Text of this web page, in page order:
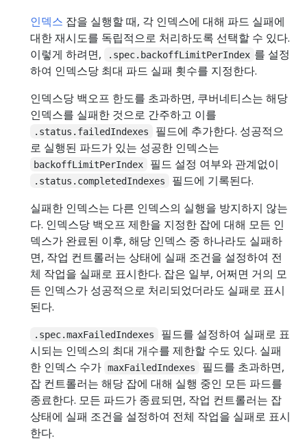
인덱스 잡을 실행할 때, 각 인덱스에 대해 파드 실패에
대한 재시도를 독립적으로 처리하도록 선택할 수 있다.
이렇게 하려면,
.spec.backoffLimitPerIndex 를 설정
하여 인덱스당 최대 파드 실패 횟수를 지정한다.
인덱스당 백오프 한도를 초과하면, 쿠버네티스는 해당
인덱스를 실패한 것으로 간주하고 이를
.status.failedIndexes
필드에 추가한다. 성공적으
로 실행된 파드가 있는 성공한 인덱스는
backoffLimitPerIndex 필드 설정 여부와 관계없이
.status.completedIndexes
필드에 기록된다.
실패한 인덱스는 다른 인덱스의 실행을 방지하지 않는
다. 인덱스당 백오프 제한을 지정한 잡에 대해 모든 인
덱스가 완료된 이후, 해당 인덱스 중 하나라도 실패하
면, 작업 컨트롤러는 상태에 실패 조건을 설정하여 전
체 작업을 실패로 표시한다. 잡은 일부, 어쩌면 거의 모
든 인덱스가 성공적으로 처리되었더라도 실패로 표시
된다.
.spec.maxFailedIndexes
필드를 설정하여 실패로 표
시되는 인덱스의 최대 개수를 제한할 수도 있다. 실패
한 인덱스 수가 maxFailedIndexes
필드를 초과하면,
잡 컨트롤러는 해당 잡에 대해 실행 중인 모든 파드를
종료한다. 모든 파드가 종료되면, 작업 컨트롤러는 잡
상태에 실패 조건을 설정하여 전체 작업을 실패로 표시
한다.